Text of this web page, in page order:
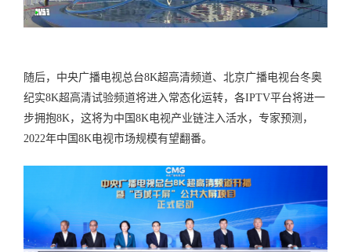
随后，中央广播电视总台8K超高清频道、北京广播电视台冬奥
纪实8K超高清试验频道将进入常态化运转，各IPTV平台将进一
步拥抱8K，这将为中国8K电视产业链注入活水，专家预测，
2022年中国8K电视市场规模有望翻番。